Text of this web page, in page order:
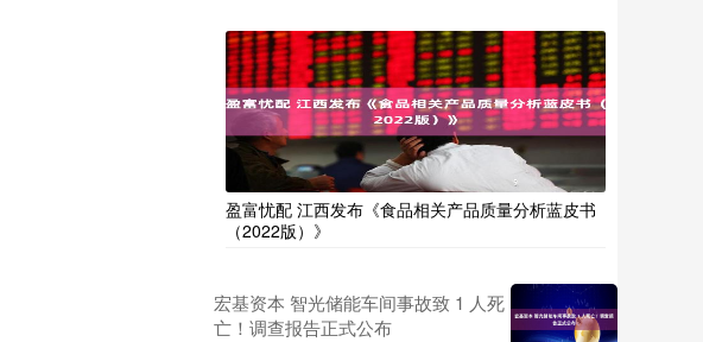
盈富忧配 江西发布《食品相关产品质量分析蓝皮书
（2022版）》
宏基资本 智光储能车间事故致 1 人死
亡！调查报告正式公布